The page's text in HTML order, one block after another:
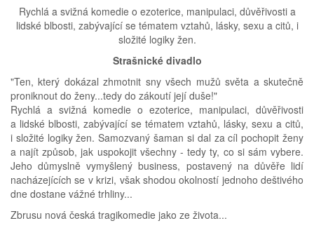
Rychlá a svižná komedie o ezoterice, manipulaci, důvěřivosti a
lidské blbosti, zabývající se tématem vztahů, lásky, sexu a citů, i
složité logiky žen.
Strašnické divadlo
"Ten, který dokázal zhmotnit sny všech mužů světa a skutečně
proniknout do ženy...tedy do zákoutí její duše!"
Rychlá a svižná komedie o ezoterice, manipulaci, důvěřivosti
a lidské blbosti, zabývající se tématem vztahů, lásky, sexu a citů,
i složité logiky žen. Samozvaný šaman si dal za cíl pochopit ženy
a najít způsob, jak uspokojit všechny - tedy ty, co si sám vybere.
Jeho důmyslně vymyšlený business, postavený na důvěře lidí
nacházejících se v krizi, však shodou okolností jednoho deštivého
dne dostane vážné trhliny...
Zbrusu nová česká tragikomedie jako ze života...